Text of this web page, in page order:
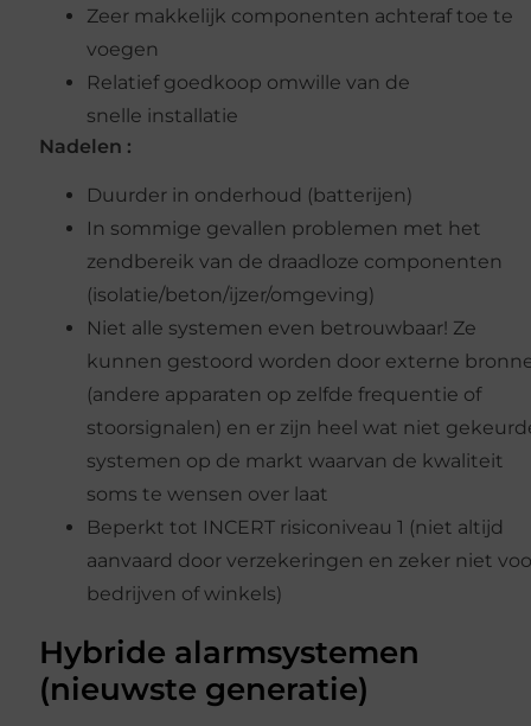
Zeer makkelijk componenten achteraf toe te
voegen
Relatief goedkoop omwille van de
snelle installatie
Nadelen :
Duurder in onderhoud (batterijen)
In sommige gevallen problemen met het
zendbereik van de draadloze componenten
(isolatie/beton/ijzer/omgeving)
Niet alle systemen even betrouwbaar! Ze
kunnen gestoord worden door externe
(andere apparaten op zelfde frequentie of
stoorsignalen) en er zijn heel wat niet
systemen op de markt waarvan de kwaliteit
soms te wensen over laat
Beperkt tot INCERT risiconiveau 1 (niet altijd
aanvaard door verzekeringen en zeker niet
bedrijven of winkels)
Hybride alarmsystemen
(nieuwste generatie)